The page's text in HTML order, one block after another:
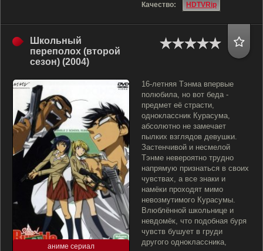
Качество:
HDTVRip
Школьный
переполох (второй
сезон) (2004)
аниме сериал
16-летняя Тэнма впервые
полюбила, но вот беда -
предмет её страсти,
одноклассник Курасума,
абсолютно не замечает
пылких взглядов девушки.
Застенчивой и несмелой
Тэнме невероятно трудно
напрямую признаться в своих
чувствах, а все знаки и
намёки проходят мимо
невозмутимого Курасумы.
Влюблённой школьнице и
невдомёк, что подобная буря
чувств бушует в груди
другого одноклассника,